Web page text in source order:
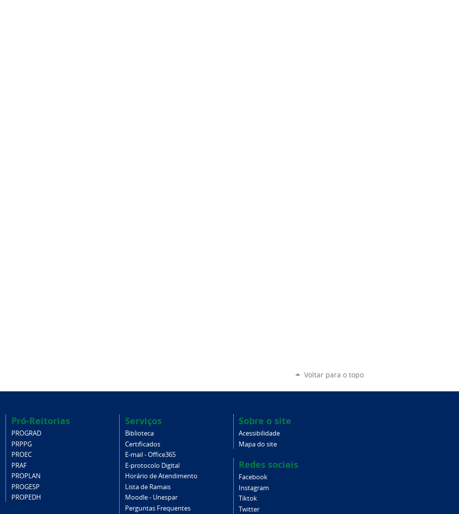
Voltar para o topo
Pró-Reitorias
PROGRAD
PRPPG
PROEC
PRAF
PROPLAN
PROGESP
PROPEDH
Serviços
Biblioteca
Certificados
E-mail - Office365
E-protocolo Digital
Horário de Atendimento
Lista de Ramais
Moodle - Unespar
Perguntas Frequentes
Sobre o site
Acessibilidade
Mapa do site
Redes sociais
Facebook
Instagram
Tiktok
Twitter